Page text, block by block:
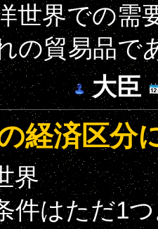
世界での需
の貿易品で
大臣
経済区分
界
件はただ1